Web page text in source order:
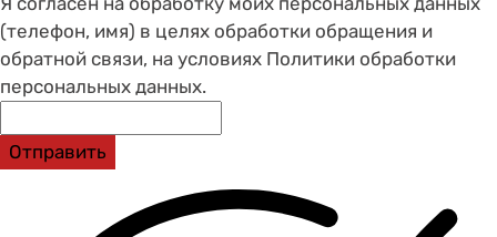
(телефон, имя) в целях обработки обращения и
обратной связи, на условиях Политики обработки
персональных данных.
Отправить